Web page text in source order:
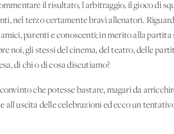
il risultato, l'arbitraggio, il gioco di
nel terzo certamente bravi allenatori.
parenti e conoscenti; in merito alla partita
noi, gli stessi del cinema, del teatro, delle
di chi o di cosa discutiamo?
che potesse bastare, magari da
all'uscita delle celebrazioni ed ecco un